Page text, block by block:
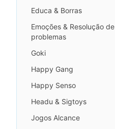
Educa & Borras
Emoções & Resolução de
problemas
Goki
Happy Gang
Happy Senso
Headu & Sigtoys
Jogos Alcance